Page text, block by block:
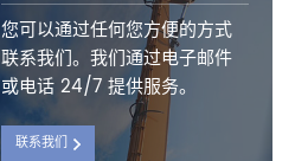
您可以通过任何您方便的方式
联系我们。我们通过电子邮件
或电话 24/7 提供服务。
联系我们